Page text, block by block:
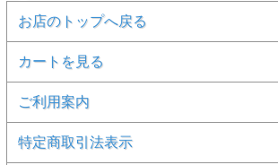
お店のトップへ戻る
カートを見る
ご利用案内
特定商取引法表示